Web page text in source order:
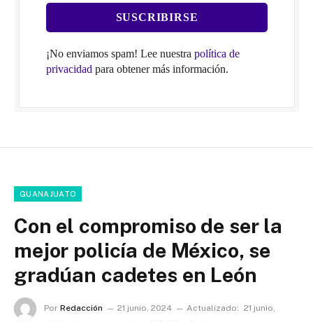
¡No enviamos spam! Lee nuestra política de
privacidad para obtener más información.
GUANAJUATO
Con el compromiso de ser la
mejor policía de México, se
gradúan cadetes en León
Por Redacción 21 junio, 2024 Actualizado: 21 junio,